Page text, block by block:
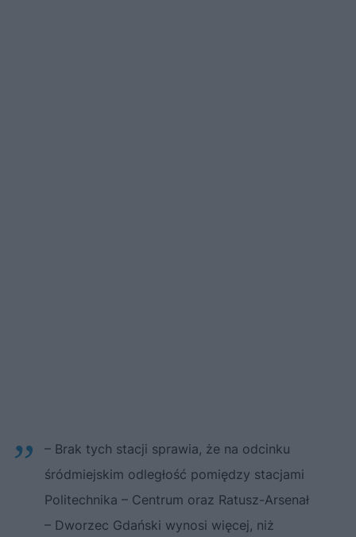
– Brak tych stacji sprawia, że na odcinku
śródmiejskim odległość pomiędzy stacjami
Politechnika – Centrum oraz Ratusz-Arsenał
– Dworzec Gdański wynosi więcej, niż